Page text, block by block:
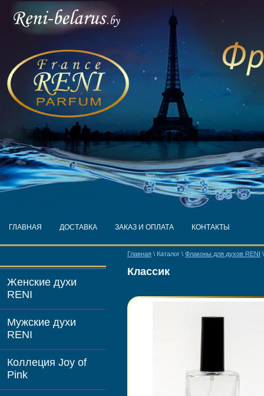
ГЛАВНАЯ ДОСТАВКА ЗАКАЗ И ОПЛАТА КОНТАКТЫ
Женские духи
RENI
Мужские духи
RENI
Коллеция Joy of
Pink
Главная \ Каталог \ Флаконы для духов RENI
Классик